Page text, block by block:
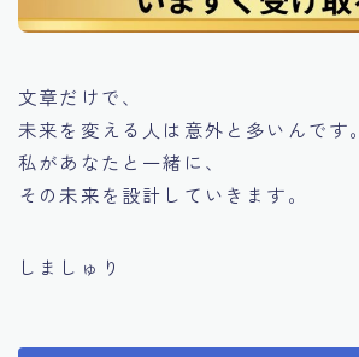
文章だけで、
未来を変える人は意外と多いんです。
私があなたと一緒に、
その未来を設計していきます。
しましゅり